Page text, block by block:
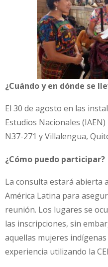
¿Cuándo y en dónde se
El 30 de agosto en las
Estudios Nacionales
N37-271 y Villalengua,
¿Cómo puedo participar?
La consulta estará abierta
América Latina para
reunión. Los lugares se
las inscripciones, sin
aquellas mujeres
experiencia utilizando la